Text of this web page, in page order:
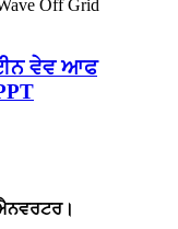
ਵੇਵ ਆਫ